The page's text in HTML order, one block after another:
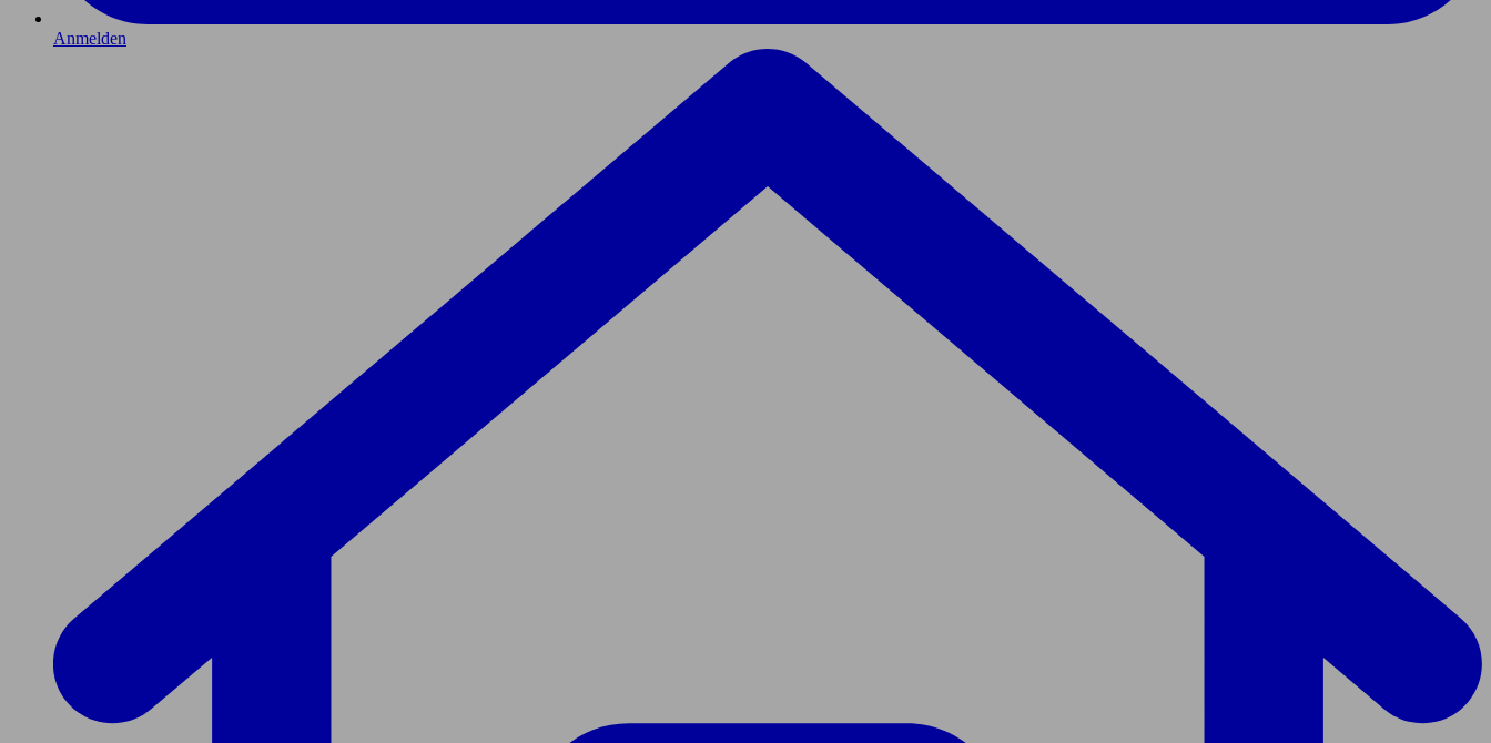
Anmelden